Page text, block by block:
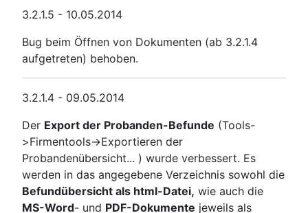
3.2.1.5 - 10.05.2014
Bug beim Öffnen von Dokumenten (ab 3.2.1.4
aufgetreten) behoben.
3.2.1.4 - 09.05.2014
Der Export der Probanden-Befunde (Tools-
>Firmentools->Exportieren der
Probandenübersicht... ) wurde verbessert. Es
werden in das angegebene Verzeichnis sowohl die
Befundübersicht als html-Datei, wie auch die
MS-Word- und PDF-Dokumente jeweils als